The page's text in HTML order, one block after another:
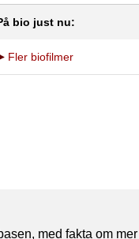
bio just nu:
Fler biofilmer
med fakta om